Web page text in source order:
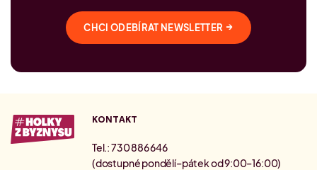
CHCI ODEBÍRAT NEWSLETTER →
KONTAKT
Tel.: 730 886 646
(dostupné pondělí–pátek od 9:00–16:00)